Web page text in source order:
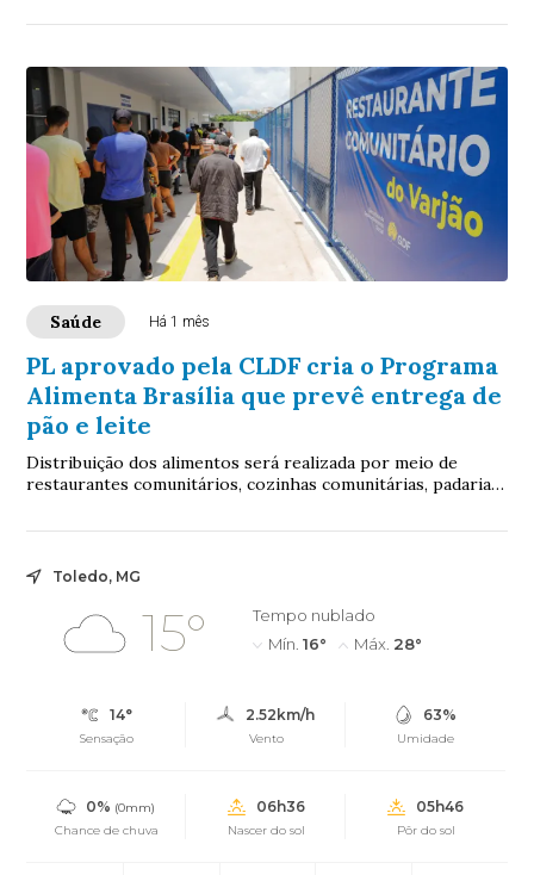
Saúde Há 1 mês
PL aprovado pela CLDF cria o Programa
Alimenta Brasília que prevê entrega de
pão e leite
Distribuição dos alimentos será realizada por meio de
restaurantes comunitários, cozinhas comunitárias, padarias
Toledo, MG
15°
Tempo nublado
Mín. 16° Máx. 28°
14°
Sensação
2.52km/h
Vento
63%
Umidade
0% (0mm)
Chance de chuva
06h36
Nascer do sol
05h46
Pôr do sol